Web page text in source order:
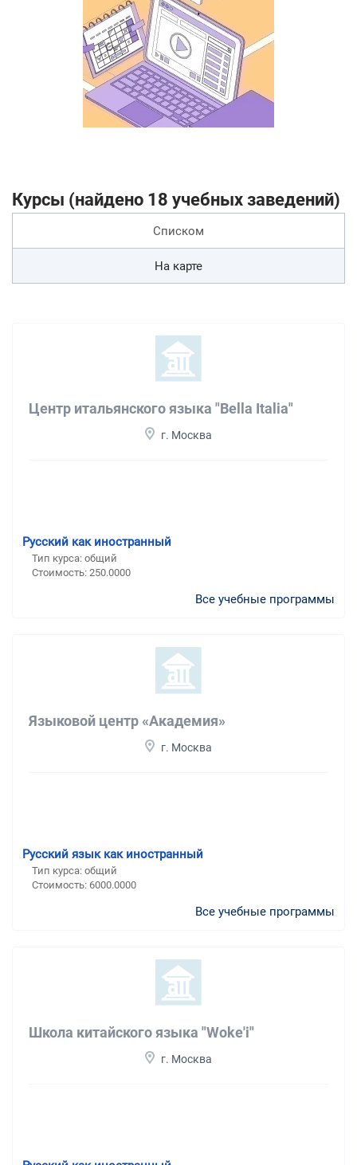
Курсы (найдено 18 учебных заведений)
Списком
На карте
Центр итальянского языка "Bella Italia"
г. Москва
Русский как иностранный
Тип курса: общий
Стоимость: 250.0000
Все учебные программы
Языковой центр «Академия»
г. Москва
Русский язык как иностранный
Тип курса: общий
Стоимость: 6000.0000
Все учебные программы
Школа китайского языка "Woke'i"
г. Москва